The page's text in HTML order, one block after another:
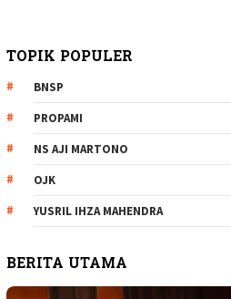
TOPIK POPULER
BNSP
PROPAMI
NS AJI MARTONO
OJK
YUSRIL IHZA MAHENDRA
BERITA UTAMA